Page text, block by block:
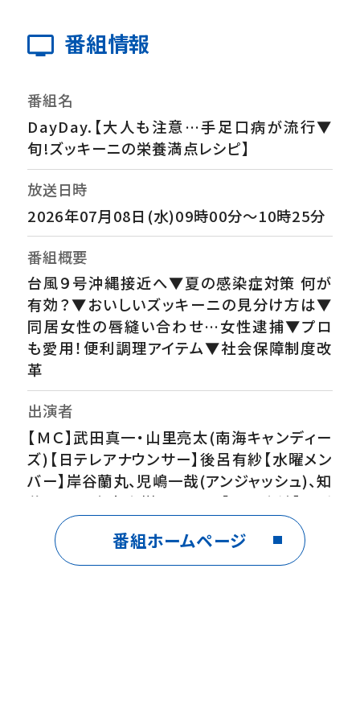
番組情報
番組名
DayDay.【大人も注意…手足口病が流行▼
旬!ズッキーニの栄養満点レシピ】
放送日時
2026年07月08日(水)09時00分～10時25分
番組概要
台風９号沖縄接近へ▼夏の感染症対策 何が
有効？▼おいしいズッキーニの見分け方は▼
同居女性の唇縫い合わせ…女性逮捕▼プロ
も愛用！便利調理アイテム▼社会保障制度改
革
出演者
【ＭＣ】武田真一・山里亮太(南海キャンディー
ズ)【日テレアナウンサー】後呂有紗【水曜メン
バー】岸谷蘭丸、児嶋一哉(アンジャッシュ)、知
花くらら、本髙克樹(B&ZAI)【VTR出演】こが
けん、岩本乃蒼(日本テレビアナウンサー)【ゲ
スト】比嘉愛未【コーナー担当アナウンサー】
澁谷善ヘイゼル(月・火)、住岡佑樹(水金)【気
番組ホームページ